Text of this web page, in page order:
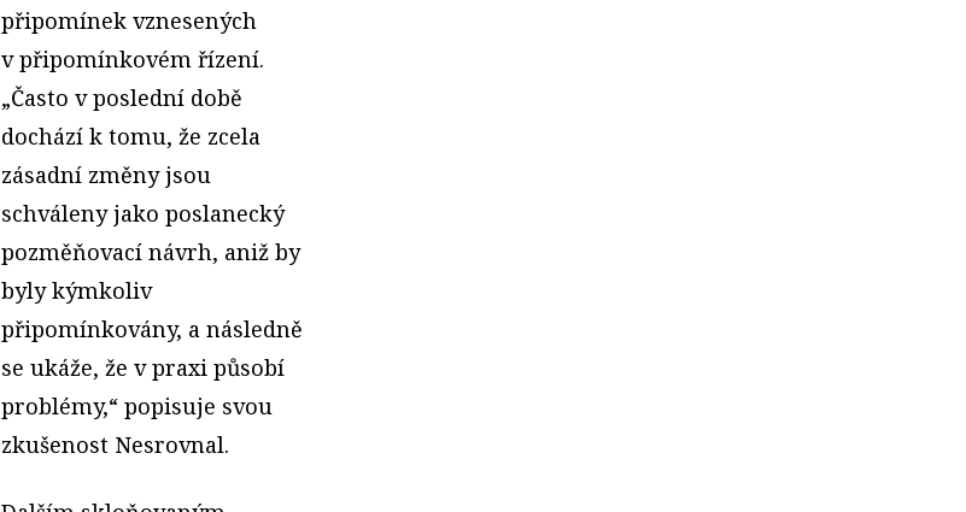
připomínek vznesených
v připomínkovém řízení.
„Často v poslední době
dochází k tomu, že zcela
zásadní změny jsou
schváleny jako poslanecký
pozměňovací návrh, aniž by
byly kýmkoliv
připomínkovány, a následně
se ukáže, že v praxi působí
problémy,“ popisuje svou
zkušenost Nesrovnal.